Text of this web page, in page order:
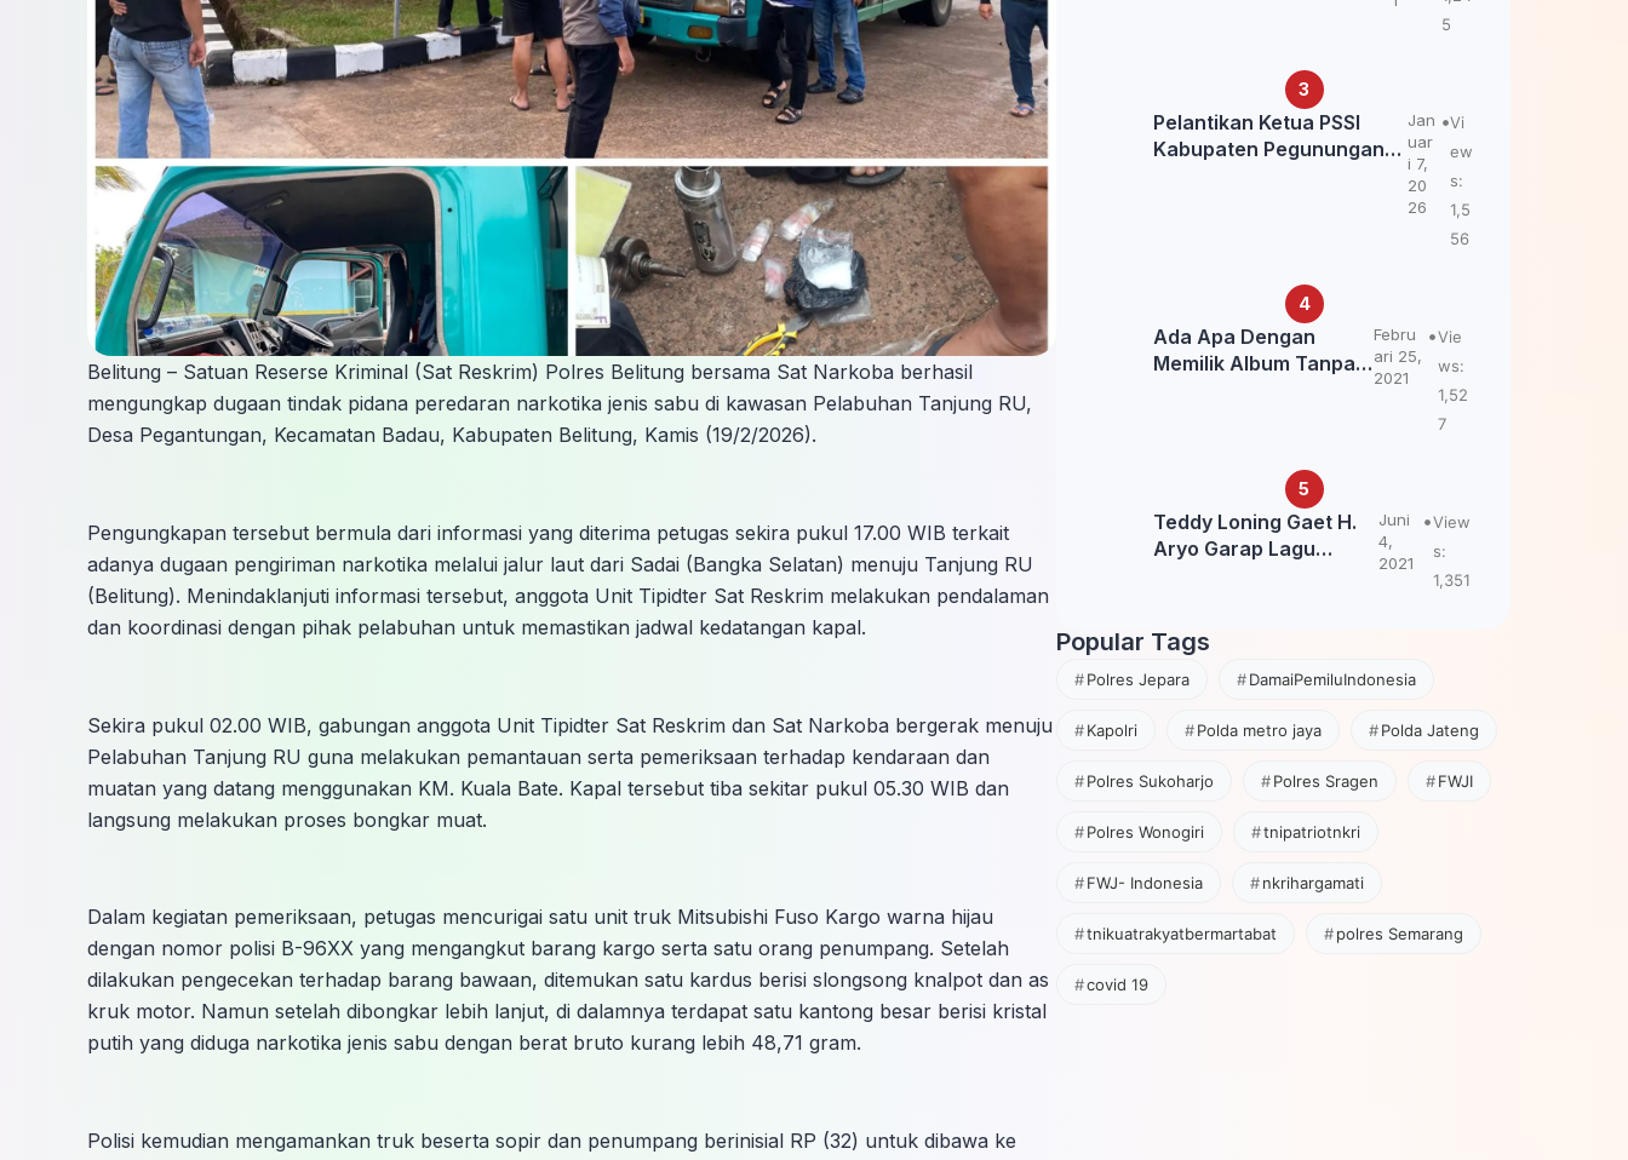
Belitung – Satuan Reserse Kriminal (Sat Reskrim) Polres Belitung bersama Sat Narkoba berhasil
mengungkap dugaan tindak pidana peredaran narkotika jenis sabu di kawasan Pelabuhan Tanjung RU,
Desa Pegantungan, Kecamatan Badau, Kabupaten Belitung, Kamis (19/2/2026).
Pengungkapan tersebut bermula dari informasi yang diterima petugas sekira pukul 17.00 WIB terkait
adanya dugaan pengiriman narkotika melalui jalur laut dari Sadai (Bangka Selatan) menuju Tanjung RU
(Belitung). Menindaklanjuti informasi tersebut, anggota Unit Tipidter Sat Reskrim melakukan pendalaman
dan koordinasi dengan pihak pelabuhan untuk memastikan jadwal kedatangan kapal.
Sekira pukul 02.00 WIB, gabungan anggota Unit Tipidter Sat Reskrim dan Sat Narkoba bergerak menuju
Pelabuhan Tanjung RU guna melakukan pemantauan serta pemeriksaan terhadap kendaraan dan
muatan yang datang menggunakan KM. Kuala Bate. Kapal tersebut tiba sekitar pukul 05.30 WIB dan
langsung melakukan proses bongkar muat.
Dalam kegiatan pemeriksaan, petugas mencurigai satu unit truk Mitsubishi Fuso Kargo warna hijau
dengan nomor polisi B-96XX yang mengangkut barang kargo serta satu orang penumpang. Setelah
dilakukan pengecekan terhadap barang bawaan, ditemukan satu kardus berisi slongsong knalpot dan as
kruk motor. Namun setelah dibongkar lebih lanjut, di dalamnya terdapat satu kantong besar berisi kristal
putih yang diduga narkotika jenis sabu dengan berat bruto kurang lebih 48,71 gram.
Polisi kemudian mengamankan truk beserta sopir dan penumpang berinisial RP (32) untuk dibawa ke
5
Pelantikan Ketua PSSI
Kabupaten Pegunungan
Jan
uar
i 7,
20
26
Vi
ew
s:
1,5
56
Ada Apa Dengan
Memilik Album Tanpa
Febru
ari 25,
2021
Vie
ws:
1,52
7
Teddy Loning Gaet H.
Aryo Garap Lagu
Juni
4,
2021
View
s:
1,351
Popular Tags
Polres Jepara DamaiPemiluIndonesia
Kapolri Polda metro jaya Polda Jateng
Polres Sukoharjo Polres Sragen FWJI
Polres Wonogiri tnipatriotnkri
FWJ- Indonesia nkrihargamati
tnikuatrakyatbermartabat polres Semarang
covid 19